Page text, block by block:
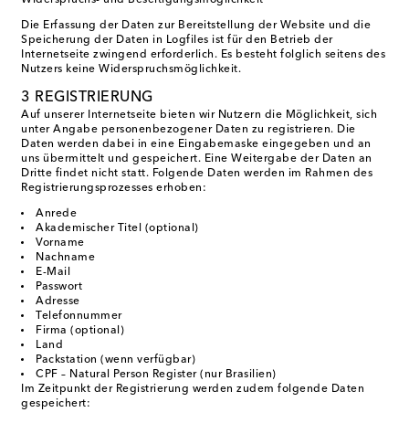
Die Erfassung der Daten zur Bereitstellung der Website und die
Speicherung der Daten in Logfiles ist für den Betrieb der
Internetseite zwingend erforderlich. Es besteht folglich seitens des
Nutzers keine Widerspruchsmöglichkeit.
3 REGISTRIERUNG
Auf unserer Internetseite bieten wir Nutzern die Möglichkeit, sich
unter Angabe personenbezogener Daten zu registrieren. Die
Daten werden dabei in eine Eingabemaske eingegeben und an
uns übermittelt und gespeichert. Eine Weitergabe der Daten an
Dritte findet nicht statt. Folgende Daten werden im Rahmen des
Registrierungsprozesses erhoben:
Anrede
Akademischer Titel (optional)
Vorname
Nachname
E-Mail
Passwort
Adresse
Telefonnummer
Firma (optional)
Land
Packstation (wenn verfügbar)
CPF – Natural Person Register (nur Brasilien)
Im Zeitpunkt der Registrierung werden zudem folgende Daten
gespeichert: